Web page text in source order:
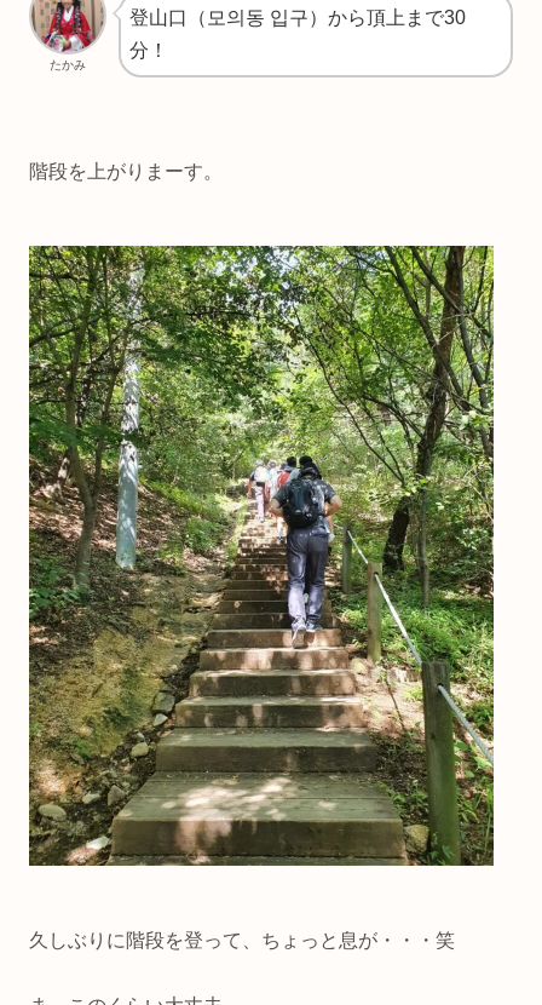
たかみ
登山口（모의동 입구）から頂上まで30
分！
階段を上がりまーす。
久しぶりに階段を登って、ちょっと息が・・・笑